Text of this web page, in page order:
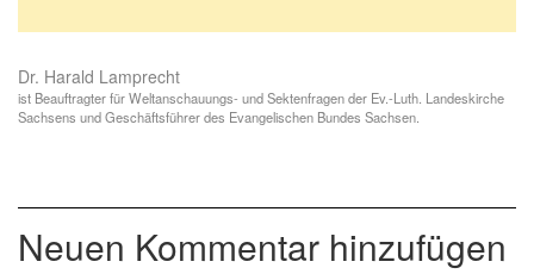
Dr. Harald Lamprecht
ist Beauftragter für Weltanschauungs- und Sektenfragen der Ev.-Luth. Landeskirche
Sachsens und Geschäftsführer des Evangelischen Bundes Sachsen.
Neuen Kommentar hinzufügen